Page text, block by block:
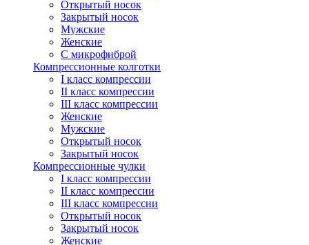
Открытый носок
Закрытый носок
Мужские
Женские
С микрофиброй
Компрессионные колготки
I класс компрессии
II класс компрессии
III класс компрессии
Женские
Мужские
Открытый носок
Закрытый носок
Компрессионные чулки
I класс компрессии
II класс компрессии
III класс компрессии
Открытый носок
Закрытый носок
Женские